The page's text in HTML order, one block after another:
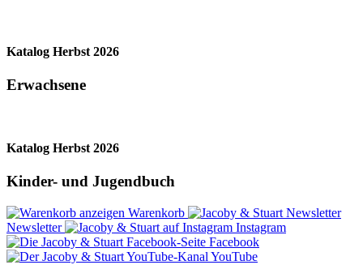
Katalog Herbst 2026
Erwachsene
Katalog Herbst 2026
Kinder- und Jugendbuch
Warenkorb
Newsletter
Instagram
Facebook
YouTube